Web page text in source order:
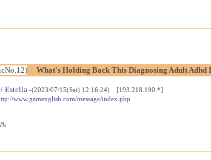
What's Holding Back This Diagnosing Adult Adhd
Estella -(2023/07/15(Sat) 12:16:24) [193.218.190.*]
www.gamenglish.com/message/index.php